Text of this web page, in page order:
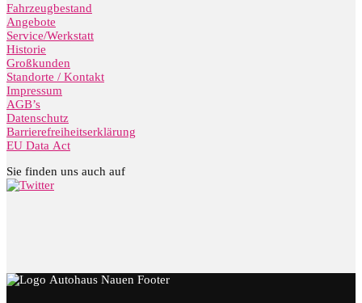
Fahrzeugbestand
Angebote
Service/Werkstatt
Historie
Großkunden
Standorte / Kontakt
Impressum
AGB’s
Datenschutz
Barrierefreiheitserklärung
EU Data Act
Sie finden uns auch auf